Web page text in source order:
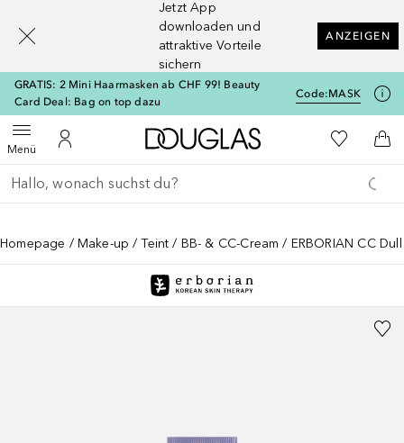
Jetzt App
downloaden und
attraktive Vorteile
sichern
ANZEIGEN
GRATIS: 2 Mini Haarmasken ab CHF 99! Beauty
Card Deal: Bag on top dazu
Code:MASK
MenüMenü öffnenZu Meinem Kundenkonto
Zur Douglas Startseite
Zu Meiner
Gehe zurück
Suche ausführen
Homepage Make-up Teint BB- & CC-Cream ERBORIAN CC
[navigation.slideout.screenreader]